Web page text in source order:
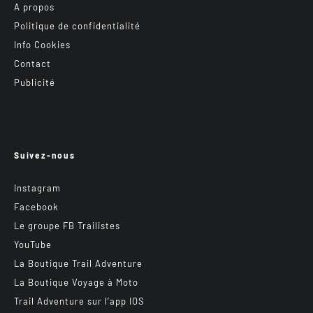
A propos
Politique de confidentialité
Info Cookies
Contact
Publicité
Suivez-nous
Instagram
Facebook
Le groupe FB Trailistes
YouTube
La Boutique Trail Adventure
La Boutique Voyage à Moto
Trail Adventure sur l’app IOS